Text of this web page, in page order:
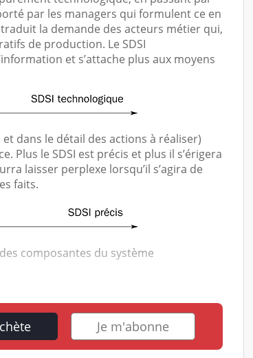
par les managers qui formulent ce en
la demande des acteurs métier qui,
de production. Le SDSI
et s’attache plus aux moyens
dans le détail des actions à réaliser)
Plus le SDSI est précis et plus il s’érigera
laisser perplexe lorsqu’il s’agira de
faits.
composantes du système
Je m'abonne